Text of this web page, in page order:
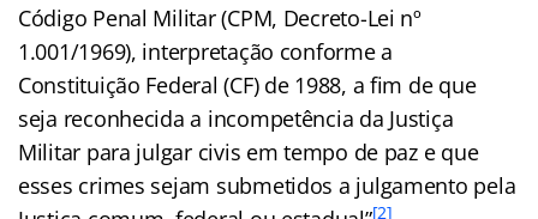
Código Penal Militar (CPM, Decreto-Lei nº
1.001/1969), interpretação conforme a
Constituição Federal (CF) de 1988, a fim de que
seja reconhecida a incompetência da Justiça
Militar para julgar civis em tempo de paz e que
esses crimes sejam submetidos a julgamento pela
[2]